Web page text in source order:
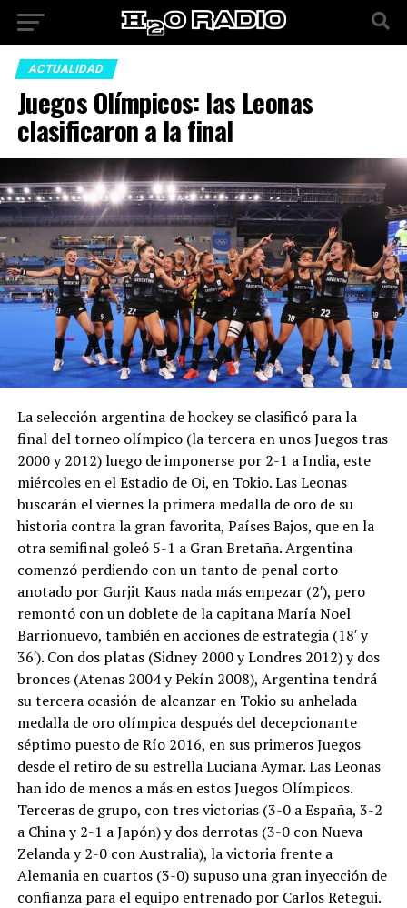
ACTUALIDAD
Juegos Olímpicos: las Leonas
clasificaron a la final
La selección argentina de hockey se clasificó para la
final del torneo olímpico (la tercera en unos Juegos tras
2000 y 2012) luego de imponerse por 2-1 a India, este
miércoles en el Estadio de Oi, en Tokio. Las Leonas
buscarán el viernes la primera medalla de oro de su
historia contra la gran favorita, Países Bajos, que en la
otra semifinal goleó 5-1 a Gran Bretaña. Argentina
comenzó perdiendo con un tanto de penal corto
anotado por Gurjit Kaus nada más empezar (2′), pero
remontó con un doblete de la capitana María Noel
Barrionuevo, también en acciones de estrategia (18′ y
36′). Con dos platas (Sidney 2000 y Londres 2012) y dos
bronces (Atenas 2004 y Pekín 2008), Argentina tendrá
su tercera ocasión de alcanzar en Tokio su anhelada
medalla de oro olímpica después del decepcionante
séptimo puesto de Río 2016, en sus primeros Juegos
desde el retiro de su estrella Luciana Aymar. Las Leonas
han ido de menos a más en estos Juegos Olímpicos.
Terceras de grupo, con tres victorias (3-0 a España, 3-2
a China y 2-1 a Japón) y dos derrotas (3-0 con Nueva
Zelanda y 2-0 con Australia), la victoria frente a
Alemania en cuartos (3-0) supuso una gran inyección de
confianza para el equipo entrenado por Carlos Retegui.